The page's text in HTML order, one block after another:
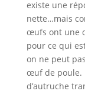
existe une
nette…mais
œufs ont une
pour ce qui
on ne peut
œuf de poule.
d’autruche